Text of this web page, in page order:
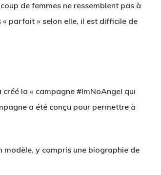
de femmes ne ressemblent pas à
« parfait » selon elle, il est difficile de
créé la « campagne #ImNoAngel qui
a été conçu pour permettre à
modèle, y compris une biographie de